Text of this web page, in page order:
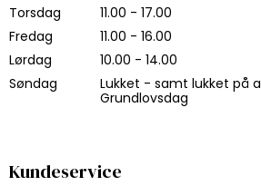
Torsdag
11.00 - 17.00
Fredag
11.00 - 16.00
Lørdag
10.00 - 14.00
Søndag
Lukket - samt lukket på
Grundlovsdag
Kundeservice